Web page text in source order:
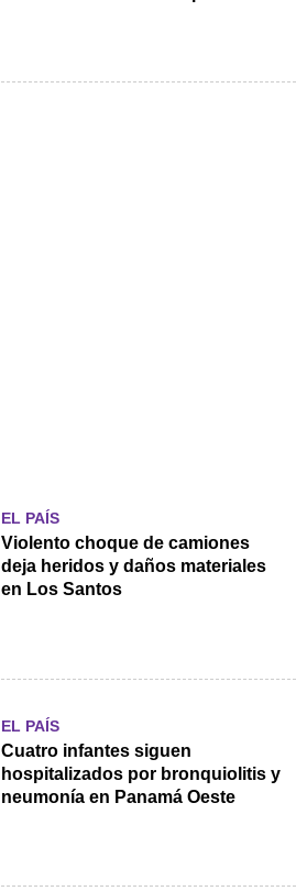
EL PAÍS
Violento choque de camiones
deja heridos y daños materiales
en Los Santos
EL PAÍS
Cuatro infantes siguen
hospitalizados por bronquiolitis y
neumonía en Panamá Oeste